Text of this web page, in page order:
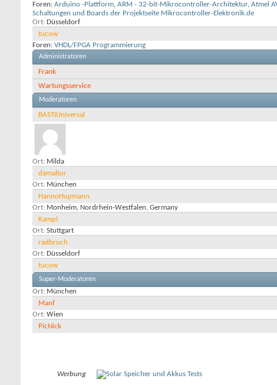
Foren: Arduino -Plattform, ARM - 32-bit-Mikrocontroller-Architektur, Atmel
Schaltungen und Boards der Projektseite Mikrocontroller-Elektronik.de
Ort Düsseldorf
tucow
Foren: VHDL/FPGA Programmierung
Administratoren
Frank
Wartungsservice
Moderatoren
BASTIUniversal
Ort Milda
damaltor
Ort München
HannoHupmann
Ort Monheim, Nordrhein-Westfalen, Germany
Kampi
Ort Stuttgart
radbruch
Ort Düsseldorf
tucow
Super-Moderatoren
Ort München
Manf
Ort Wien
PicNick
Werbung